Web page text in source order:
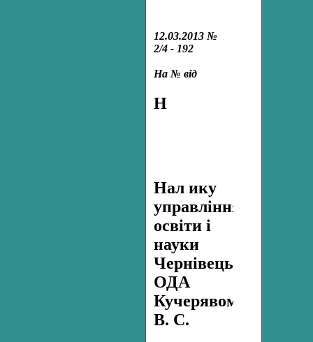
12.03.2013 №
2/4 - 192
На № від
Н
Нал ику
управління
освіти і
науки
Чернівецької
ОДА
Кучерявому
В. С.